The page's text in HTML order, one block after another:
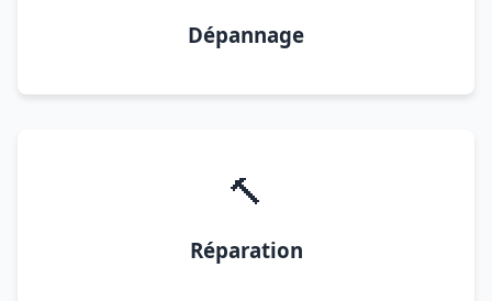
Dépannage
🔨
Réparation